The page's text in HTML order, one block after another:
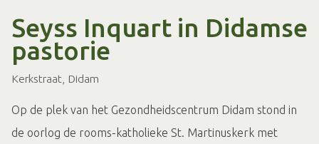
Seyss Inquart in Didamse
pastorie
Kerkstraat, Didam
Op de plek van het Gezondheidscentrum Didam stond in
de oorlog de rooms-katholieke St. Martinuskerk met